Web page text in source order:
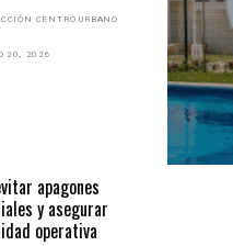
CENTRO URBANO
20, 2026
apagones
y asegurar
operativa
ACTUALIDAD